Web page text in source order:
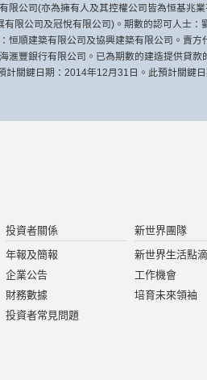
限公司(亦為擁有人及其控權公司皆為恒基兆
限公司及冠悅有限公司)。期數的認可人士
恒順建築有限公司及協興建築有限公司。賣
滙豐銀行有限公司。已為期數的建造提供貸
計關鍵日期：2014年12月31日。此預計關鍵
投資者關係
年報及簡報
企業公告
財務數據
投資者常見問題
新世界團隊
新世界生活點滴
工作機會
培育未來領袖